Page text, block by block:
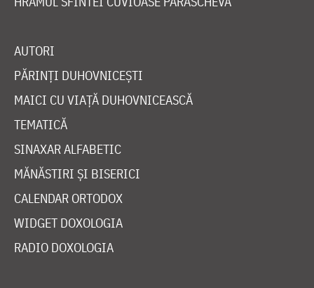
AUTORI
PĂRINȚI DUHOVNICEȘTI
MAICI CU VIAȚĂ DUHOVNICEASCĂ
TEMATICĂ
SINAXAR ALFABETIC
MĂNĂSTIRI ȘI BISERICI
CALENDAR ORTODOX
WIDGET DOXOLOGIA
RADIO DOXOLOGIA